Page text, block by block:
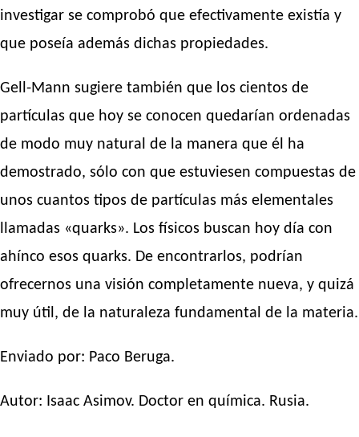
investigar se comprobó que efectivamente existía y
que poseía además dichas propiedades.
Gell-Mann sugiere también que los cientos de
partículas que hoy se conocen quedarían ordenadas
de modo muy natural de la manera que él ha
demostrado, sólo con que estuviesen compuestas de
unos cuantos tipos de partículas más elementales
llamadas «quarks». Los físicos buscan hoy día con
ahínco esos quarks. De encontrarlos, podrían
ofrecernos una visión completamente nueva, y quizá
muy útil, de la naturaleza fundamental de la materia.
Enviado por: Paco Beruga.
Autor: Isaac Asimov. Doctor en química. Rusia.